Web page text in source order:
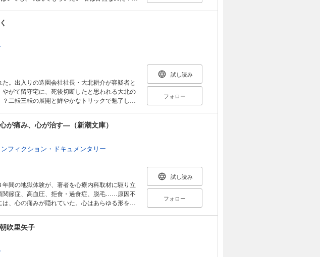
。出入りの造園会社社長・大北耕介が容疑者と
やがて留守宅に、死後切断したと思われる大北の
二転三転の展開と鮮やかなトリックで魅了し、
試し読み
フォロー
が痛み、心が治す―（新潮文庫）
ンフィクション・ドキュメンタリー
間の地獄体験が、著者を心療内科取材に駆り立
関節症、高血圧、拒食・過食症、脱毛……原因不
、心の痛みが隠れていた。心はあらゆる形をと
試し読み
フォロー
吹里矢子